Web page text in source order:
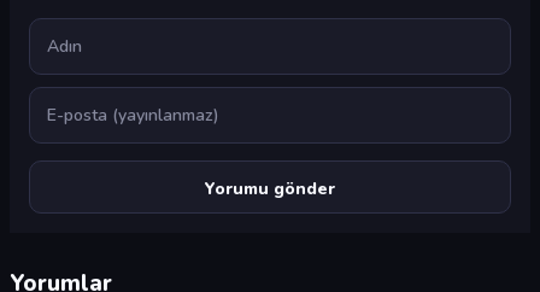
Ad
E-posta
Yorumlar